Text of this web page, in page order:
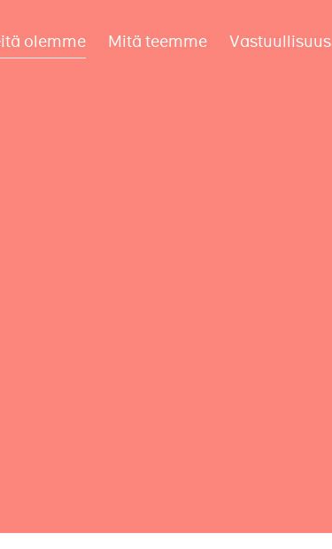
olemme Mitä teemme Vastuullisuus